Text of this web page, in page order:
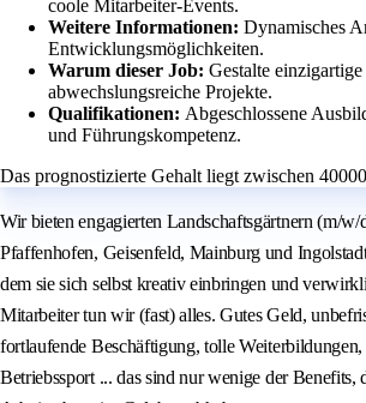
coole Mitarbeiter-Events.
Weitere Informationen: Dynamisches
Entwicklungsmöglichkeiten.
Warum dieser Job: Gestalte
abwechslungsreiche Projekte.
Qualifikationen: Abgeschlossene
und Führungskompetenz.
Das prognostizierte Gehalt liegt zwischen
Wir bieten engagierten Landschaftsgärtnern (m/w/
Pfaffenhofen, Geisenfeld, Mainburg und
dem sie sich selbst kreativ einbringen und
Mitarbeiter tun wir (fast) alles. Gutes Geld,
fortlaufende Beschäftigung, tolle
Betriebssport ... das sind nur wenige der Benefits,